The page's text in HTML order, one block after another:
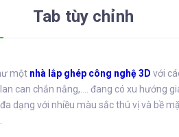
Tab tùy chỉnh
một nhà lắp ghép công nghệ 3D với
can chắn nắng,.... đang có xu hướng
dạng với nhiều màu sắc thú vị và bề